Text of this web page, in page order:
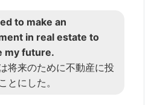
to make an
in real estate to
my future.
将来のために不動産に投
とにした。